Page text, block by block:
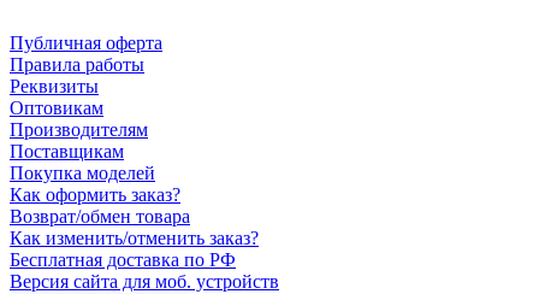
Публичная оферта
Правила работы
Реквизиты
Оптовикам
Производителям
Поставщикам
Покупка моделей
Как оформить заказ?
Возврат/обмен товара
Как изменить/отменить заказ?
Бесплатная доставка по РФ
Версия сайта для моб. устройств